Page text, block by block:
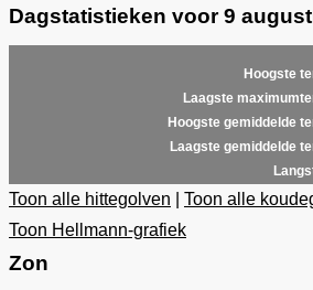
Dagstatistieken voor 9
Hoogste
Laagste
Hoogste gemiddelde
Laagste gemiddelde
Toon alle hittegolven
Toon alle
Toon Hellmann-grafiek
Zon